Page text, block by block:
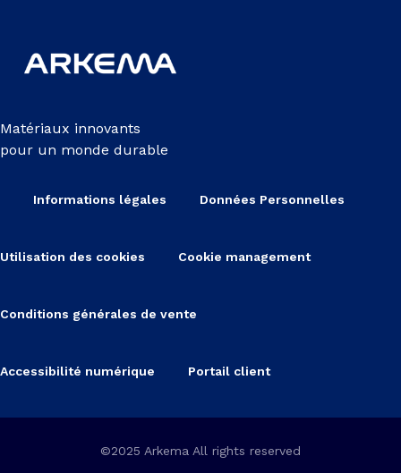
Matériaux innovants
pour un monde durable
Informations légales Données Personnelles
Utilisation des cookies Cookie management
Conditions générales de vente
Accessibilité numérique Portail client
©2025 Arkema All rights reserved